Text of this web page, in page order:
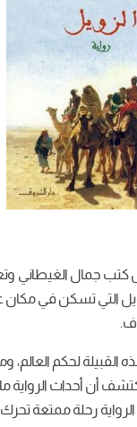
جمال الغيطاني وتعد
التي تسكن في مكان
لحكم العالم،
أن أحداث
رحلة ممتعة